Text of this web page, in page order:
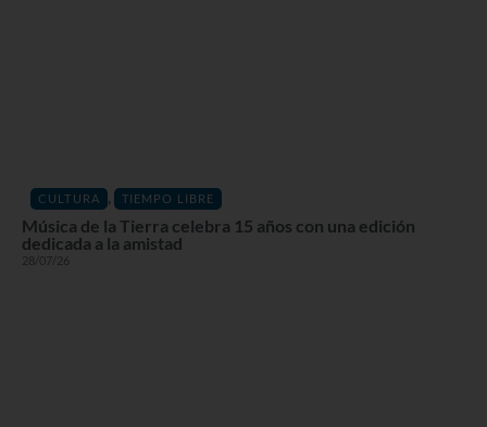
CULTURA , TIEMPO LIBRE
Música de la Tierra celebra 15 años con una edición
dedicada a la amistad
28/07/26